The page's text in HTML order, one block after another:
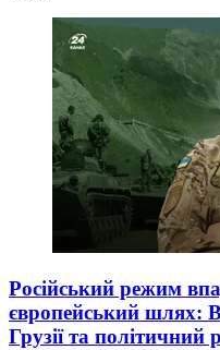
Російський режим
європейський шлях:
Грузії та політичний